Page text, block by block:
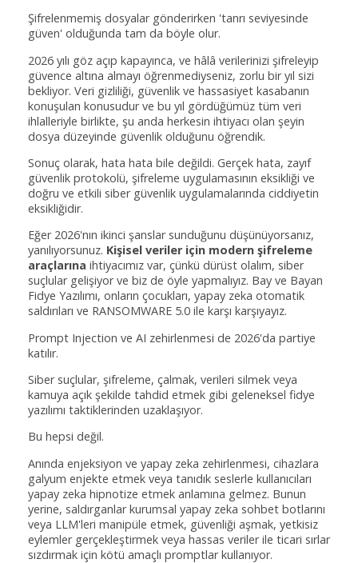
Şifrelenmemiş dosyalar gönderirken 'tanrı seviyesinde
güven' olduğunda tam da böyle olur.
2026 yılı göz açıp kapayınca, ve hâlâ verilerinizi şifreleyip
güvence altına almayı öğrenmediyseniz, zorlu bir yıl sizi
bekliyor. Veri gizliliği, güvenlik ve hassasiyet kasabanın
konuşulan konusudur ve bu yıl gördüğümüz tüm veri
ihlalleriyle birlikte, şu anda herkesin ihtiyacı olan şeyin
dosya düzeyinde güvenlik olduğunu öğrendik.
Sonuç olarak, hata hata bile değildi. Gerçek hata, zayıf
güvenlik protokolü, şifreleme uygulamasının eksikliği ve
doğru ve etkili siber güvenlik uygulamalarında ciddiyetin
eksikliğidir.
Eğer 2026'nın ikinci şanslar sunduğunu düşünüyorsanız,
yanılıyorsunuz. Kişisel veriler için modern şifreleme
araçlarına ihtiyacımız var, çünkü dürüst olalım, siber
suçlular gelişiyor ve biz de öyle yapmalıyız. Bay ve Bayan
Fidye Yazılımı, onların çocukları, yapay zeka otomatik
saldırıları ve RANSOMWARE 5.0 ile karşı karşıyayız.
Prompt Injection ve AI zehirlenmesi de 2026'da partiye
katılır.
Siber suçlular, şifreleme, çalmak, verileri silmek veya
kamuya açık şekilde tahdid etmek gibi geleneksel fidye
yazılımı taktiklerinden uzaklaşıyor.
Bu hepsi değil.
Anında enjeksiyon ve yapay zeka zehirlenmesi, cihazlara
galyum enjekte etmek veya tanıdık seslerle kullanıcıları
yapay zeka hipnotize etmek anlamına gelmez. Bunun
yerine, saldırganlar kurumsal yapay zeka sohbet botlarını
veya LLM'leri manipüle etmek, güvenliği aşmak, yetkisiz
eylemler gerçekleştirmek veya hassas veriler ile ticari sırlar
sızdırmak için kötü amaçlı promptlar kullanıyor.